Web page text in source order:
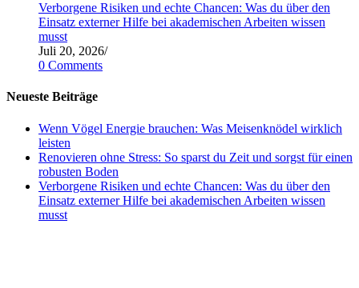
Verborgene Risiken und echte Chancen: Was du über den
Einsatz externer Hilfe bei akademischen Arbeiten wissen
musst
Juli 20, 2026/
0 Comments
Neueste Beiträge
Wenn Vögel Energie brauchen: Was Meisenknödel wirklich
leisten
Renovieren ohne Stress: So sparst du Zeit und sorgst für einen
robusten Boden
Verborgene Risiken und echte Chancen: Was du über den
Einsatz externer Hilfe bei akademischen Arbeiten wissen
musst